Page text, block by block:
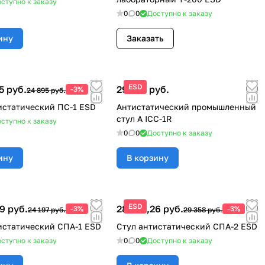
0 0 Доступно к заказу
Заказать
руб.24 895 руб. -3%
ПС-1 ESD
к заказу
ESD
29 414 руб.
Антистатический промышленный
стул А ICC-1R
0 0 Доступно к заказу
В корзину
руб.24 197 руб. -3%
СПА-1 ESD
к заказу
ESD
28 477,26 руб.29 358 руб. -3%
Стул антистатический СПА-2 ESD
0 0 Доступно к заказу